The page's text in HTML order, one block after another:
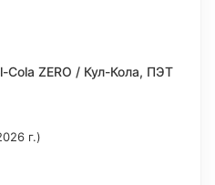
Cola ZERO / Кул-Кола, ПЭТ
г.)